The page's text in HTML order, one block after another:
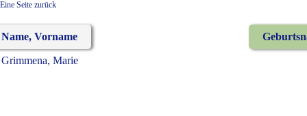
Eine Seite zurück
Name, Vorname
Grimmena, Marie